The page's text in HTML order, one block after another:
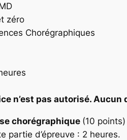
zéro
Chorégraphiques
n’est pas autorisé. Aucun
chorégraphique (10 points)
partie d’épreuve : 2 heures.